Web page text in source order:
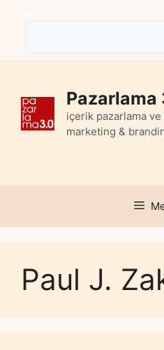
Pazarlama
içerik pazarlama
marketing &
Paul J.